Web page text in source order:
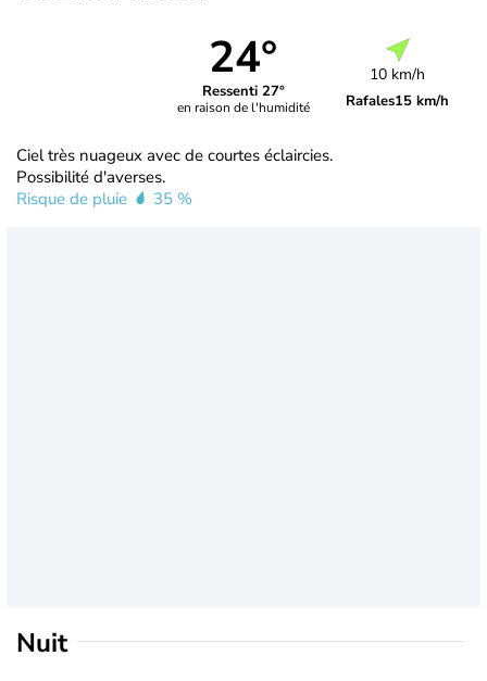
24°
Ressenti 27°
en raison de l'humidité
10 km/h
Rafales15 km/h
Ciel très nuageux avec de courtes éclaircies.
Possibilité d'averses.
Risque de pluie
35 %
Nuit